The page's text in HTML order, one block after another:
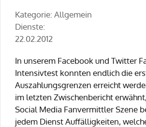
Kategorie: Allgemein
Dienste:
22.02.2012
In unserem Facebook und Twitter
Intensivtest konnten endlich die
Auszahlungsgrenzen erreicht
im letzten Zwischenbericht
Social Media Fanvermittler Szene
jedem Dienst Auffälligkeiten,